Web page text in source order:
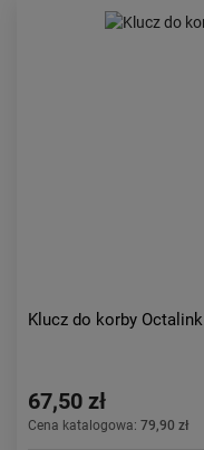
Klucz do korby Octalink
67,50 zł
Cena katalogowa: 79,90 zł